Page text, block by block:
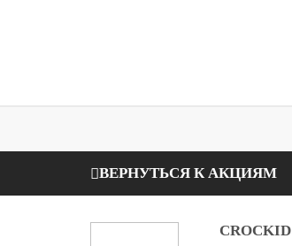
ВЕРНУТЬСЯ К АКЦИЯМ
CROCKID